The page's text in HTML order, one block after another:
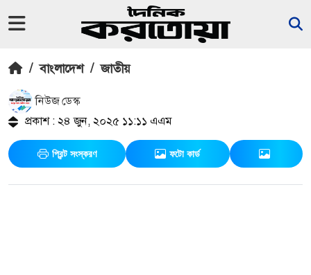
/ বাংলাদেশ / জাতীয়
নিউজ ডেস্ক
প্রকাশ : ২৪ জুন, ২০২৫ ১১:১১ এএম
প্রিন্ট সংস্করণ ফটো কার্ড